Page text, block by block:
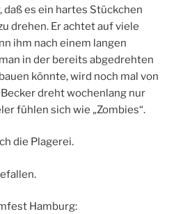
es ein hartes Stückchen
drehen. Er achtet auf viele
ihm nach einem langen
in der bereits abgedrehten
könnte, wird noch mal von
dreht wochenlang nur
fühlen sich wie „Zombies“.
die Plagerei.
Hamburg: